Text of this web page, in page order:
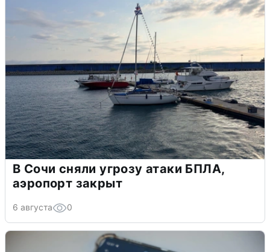
В Сочи сняли угрозу атаки БПЛА,
аэропорт закрыт
6 августа 0